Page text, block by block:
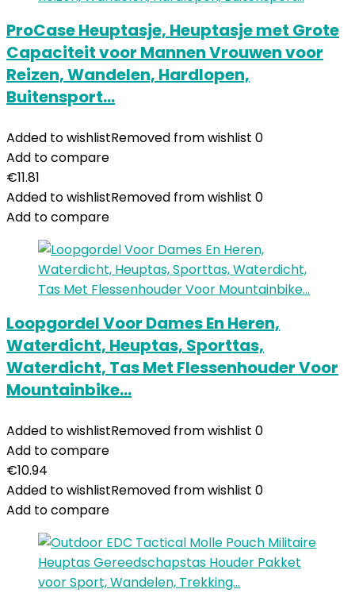
ProCase Heuptasje, Heuptasje met Grote
Capaciteit voor Mannen Vrouwen voor
Reizen, Wandelen, Hardlopen,
Buitensport…
Added to wishlistRemoved from wishlist 0
Add to compare
€11.81
Added to wishlistRemoved from wishlist 0
Add to compare
Loopgordel Voor Dames En Heren,
Waterdicht, Heuptas, Sporttas,
Waterdicht, Tas Met Flessenhouder Voor
Mountainbike…
Added to wishlistRemoved from wishlist 0
Add to compare
€10.94
Added to wishlistRemoved from wishlist 0
Add to compare